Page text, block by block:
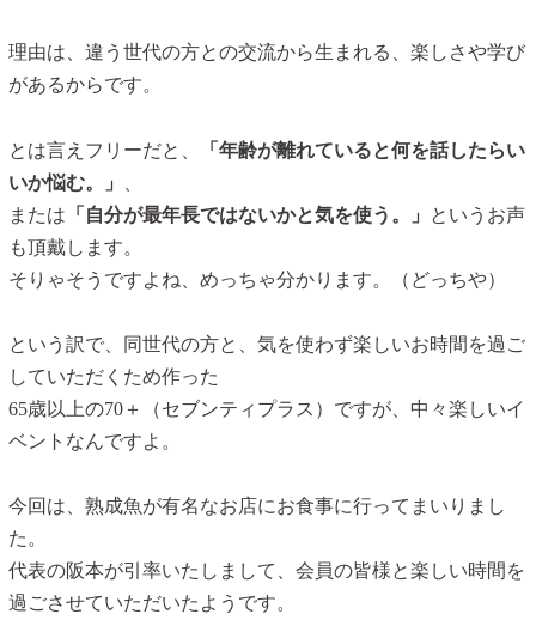
理由は、違う世代の方との交流から生まれる、楽しさや学び
があるからです。
とは言えフリーだと、
「年齢が離れていると何を話したらい
いか悩む。」
または 「自分が最年長ではないかと気を使う。」
というお声
も頂戴します。
そりゃそうですよね、めっちゃ分かります。（どっちや）
という訳で、同世代の方と、気を使わず楽しいお時間を過ご
していただくため作った
65歳以上の70＋（セブンティプラス）ですが、中々楽しいイ
ベントなんですよ。
今回は、熟成魚が有名なお店にお食事に行ってまいりまし
た。
代表の阪本が引率いたしまして、会員の皆様と楽しい時間を
過ごさせていただいたようです。